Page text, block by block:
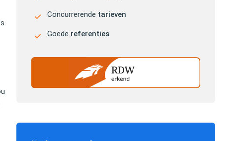
Concurrerende tarieven
Goede referenties